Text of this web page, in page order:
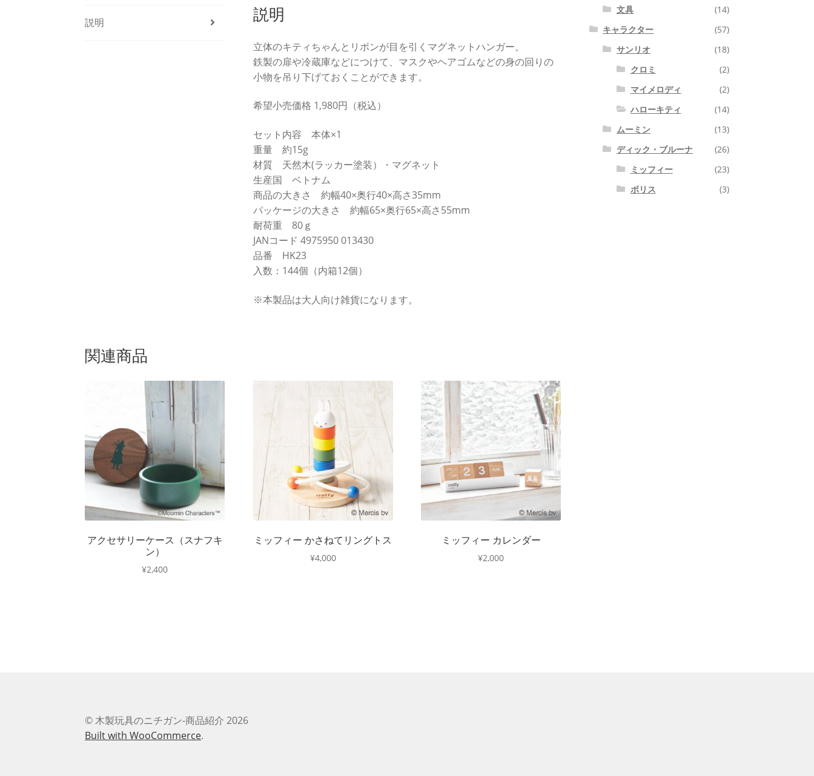
説明 説明
立体のキティちゃんとリボンが目を引くマグネットハンガー。
鉄製の扉や冷蔵庫などにつけて、マスクやヘアゴムなどの身の回りの
小物を吊り下げておくことができます。
希望小売価格 1,980円（税込）
セット内容 本体×1
重量 約15g
材質 天然木(ラッカー塗装）・マグネット
生産国 ベトナム
商品の大きさ 約幅40×奥行40×高さ35mm
パッケージの大きさ 約幅65×奥行65×高さ55mm
耐荷重 80ｇ
JANコード 4975950 013430
品番 HK23
入数：144個（内箱12個）
※本製品は大人向け雑貨になります。
関連商品
アクセサリーケース（スナフキ
ン）
¥2,400
ミッフィー かさねてリングトス
¥4,000
ミッフィー カレンダー
¥2,000
文具
(14)
キャラクター
(57)
サンリオ
(18)
クロミ
(2)
マイメロディ
(2)
ハローキティ
(14)
ムーミン
(13)
ディック・ブルーナ
(26)
ミッフィー
(23)
ボリス
(3)
© 木製玩具のニチガン-商品紹介 2026
Built with WooCommerce.